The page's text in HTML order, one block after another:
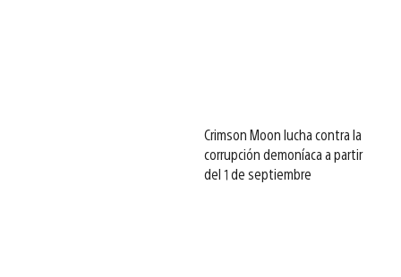
Crimson Moon lucha contra la
corrupción demoníaca a partir
del 1 de septiembre